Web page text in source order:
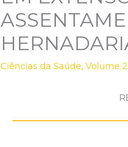
Ciências da Saúde,Volume